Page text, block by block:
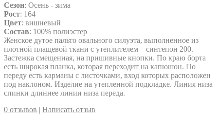
Сезон: Осень - зима
Рост: 164
Цвет: вишневый
Состав: 100% полиэстер
Женское дутое пальто овального силуэта, выполненное из
плотной плащевой ткани с утеплителем – синтепон 200.
Застежка смещенная, на пришивные кнопки. По краю борта
есть широкая планка, которая переходит на капюшон. По
переду есть карманы с листочками, вход которых расположен
под наклоном. Изделие на утепленной подкладке. Линия низа
спинки длиннее линии низа переда.
0 отзывов | Написать отзыв